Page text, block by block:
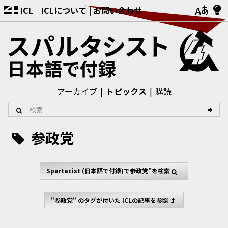
ICL ICLについて お問い合わせ
アーカイブ トピックス 購読
参政党
Spartacist (日本語で付録)で参政党”を検索
"参政党" のタグが付いた ICLの記事を参照